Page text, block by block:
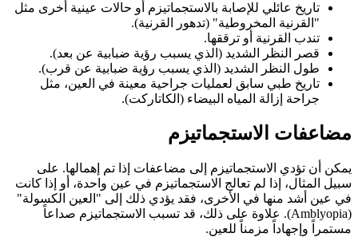
تاريخ عائلي للإصابة بالاستجماتيزم أو حالات عينية أخرى مثل
"القرنية المخروطية" (تدهور القرنية).
تندب القرنية أو ترققها.
قصر النظر الشديد (الذي يسبب رؤية ضبابية عن بعد).
طول النظر الشديد (الذي يسبب رؤية ضبابية عن قرب).
تاريخ طبي سابق لعمليات جراحية معينة في العين، مثل
جراحة إزالة المياه البيضاء (الكاتاركت).
مضاعفات الاستجماتيزم
يمكن أن تؤدي الاستجماتيزم إلى مضاعفات إذا تم إهمالها. على
سبيل المثال، إذا لم تعالج الاستجماتيزم في عين واحدة، أو إذا كانت
في عين أشد منها في الأخرى، فقد يؤدي ذلك إلى "العين الكسولة"
(Amblyopia). علاوة على ذلك، قد تسبب الاستجماتيزم صداعاً
مستمراً وإجهاداً مزمناً للعين.